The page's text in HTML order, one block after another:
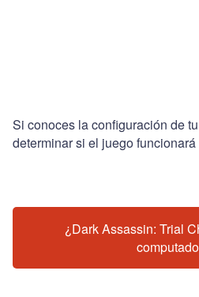
Si conoces la configuración de
determinar si el juego funcionará
¿Dark Assassin: Trial